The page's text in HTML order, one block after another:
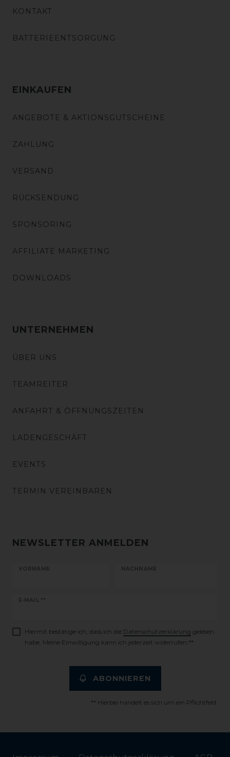
KONTAKT
BATTERIEENTSORGUNG
EINKAUFEN
ANGEBOTE & AKTIONSGUTSCHEINE
ZAHLUNG
VERSAND
RÜCKSENDUNG
SPONSORING
AFFILIATE MARKETING
DOWNLOADS
UNTERNEHMEN
ÜBER UNS
TEAMREITER
ANFAHRT & ÖFFNUNGSZEITEN
LADENGESCHÄFT
EVENTS
TERMIN VEREINBAREN
NEWSLETTER ANMELDEN
VORNAME NACHNAME
E-MAIL **
Newsletter
Hiermit bestätige ich, dass ich die Daten­schutz­erklärung gelesen
habe. Meine Einwilligung kann ich jederzeit widerrufen.**
ABONNIEREN
** Hierbei handelt es sich um ein Pflichtfeld.